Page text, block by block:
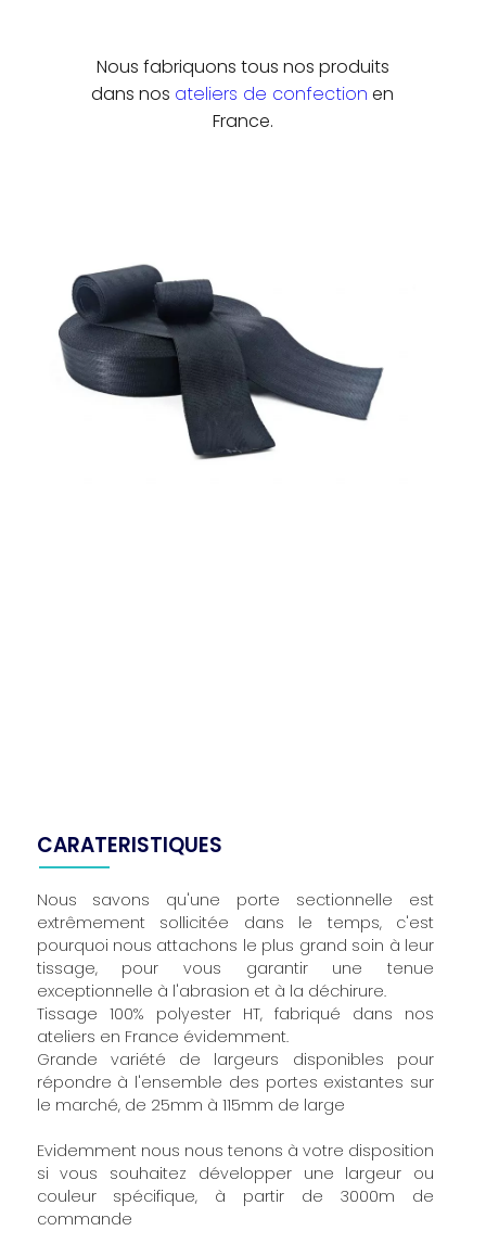
Nous fabriquons tous nos produits
dans nos ateliers de confection en
France.
CARATERISTIQUES
Nous savons qu'une porte sectionnelle est
extrêmement sollicitée dans le temps, c'est
pourquoi nous attachons le plus grand soin à leur
tissage, pour vous garantir une tenue
exceptionnelle à l'abrasion et à la déchirure.
Tissage 100% polyester HT, fabriqué dans nos
ateliers en France évidemment.
Grande variété de largeurs disponibles pour
répondre à l'ensemble des portes existantes sur
le marché, de 25mm à 115mm de large
Evidemment nous nous tenons à votre disposition
si vous souhaitez développer une largeur ou
couleur spécifique, à partir de 3000m de
commande